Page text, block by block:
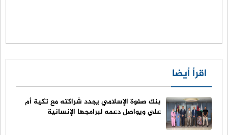
اقرأ أيضا
بنك صفوة الإسلامي يجدد شراكته مع تكية أم
علي ويواصل دعمه لبرامجها الإنسانية